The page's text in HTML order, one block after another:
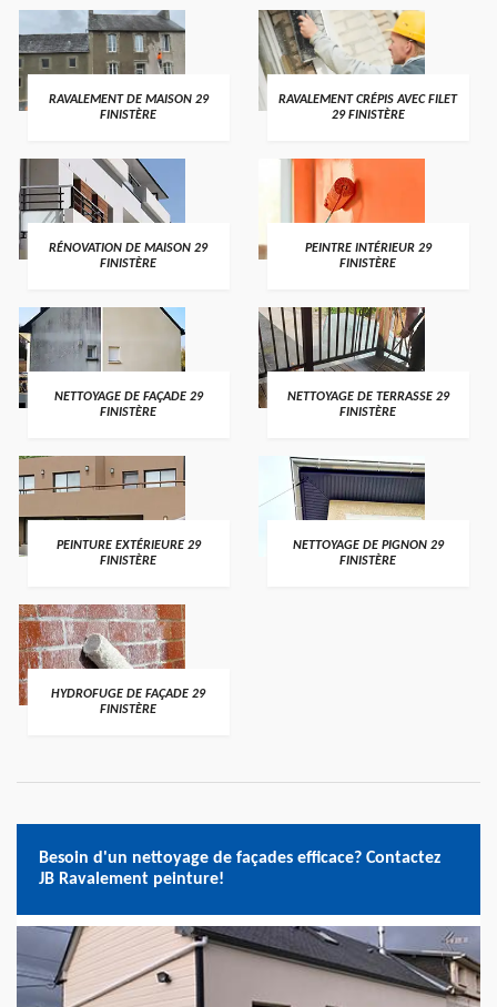
RAVALEMENT DE MAISON 29
FINISTÈRE
RAVALEMENT CRÉPIS AVEC FILET
29 FINISTÈRE
RÉNOVATION DE MAISON 29
FINISTÈRE
PEINTRE INTÉRIEUR 29
FINISTÈRE
NETTOYAGE DE FAÇADE 29
FINISTÈRE
NETTOYAGE DE TERRASSE 29
FINISTÈRE
PEINTURE EXTÉRIEURE 29
FINISTÈRE
NETTOYAGE DE PIGNON 29
FINISTÈRE
HYDROFUGE DE FAÇADE 29
FINISTÈRE
Besoin d'un nettoyage de façades efficace? Contactez
JB Ravalement peinture!